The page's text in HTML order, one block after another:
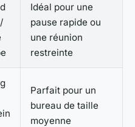
Idéal pour une
pause rapide ou
une réunion
restreinte
Parfait pour un
bureau de taille
moyenne